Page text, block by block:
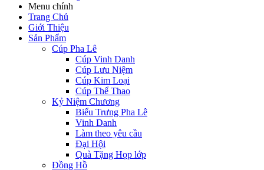
Menu chính
Trang Chủ
Giới Thiệu
Sản Phẩm
Cúp Pha Lê
Cúp Vinh Danh
Cúp Lưu Niệm
Cúp Kim Loại
Cúp Thể Thao
Kỷ Niệm Chương
Biểu Trưng Pha Lê
Vinh Danh
Làm theo yêu cầu
Đại Hội
Quà Tặng Họp lớp
Đồng Hồ